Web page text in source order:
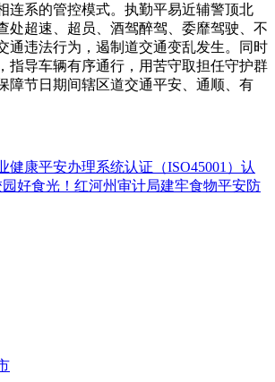
连系的管控模式。执勤平易近辅警顶北
处超速、超员、酒驾醉驾、委靡驾驶、不
通违法行为，遏制道交通变乱发生。同时
指导车辆有序通行，用苦守取担任守护群
障节日期间辖区道交通平安、通顺、有
健康平安办理系统认证（ISO45001）认
好食光！红河州审计局建牢食物平安防